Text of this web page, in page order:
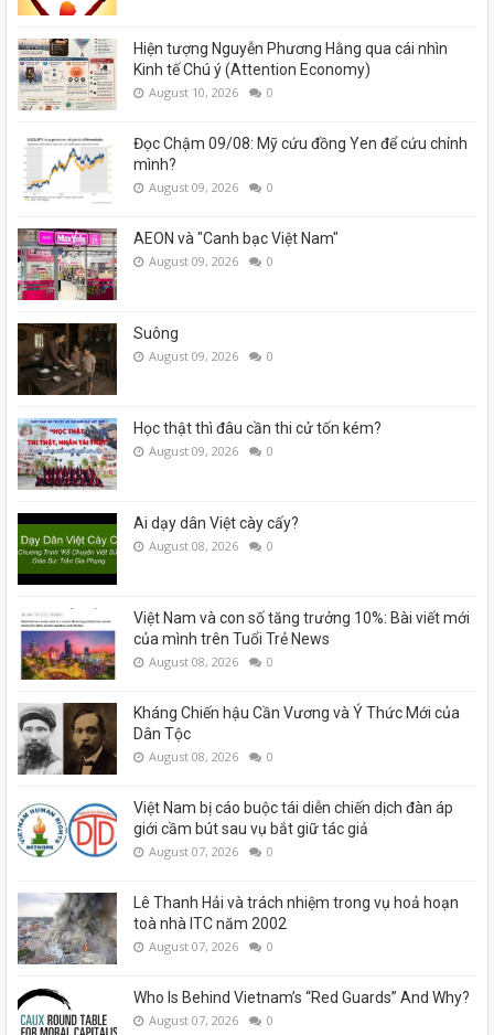
Hiện tượng Nguyễn Phương Hằng qua cái nhìn
Kinh tế Chú ý (Attention Economy)
August 10, 2026 0
Đọc Chậm 09/08: Mỹ cứu đồng Yen để cứu chính
mình?
August 09, 2026 0
AEON và "Canh bạc Việt Nam"
August 09, 2026 0
Suông
August 09, 2026 0
Học thật thì đâu cần thi cử tốn kém?
August 09, 2026 0
Ai dạy dân Việt cày cấy?
August 08, 2026 0
Việt Nam và con số tăng trưởng 10%: Bài viết mới
của mình trên Tuổi Trẻ News
August 08, 2026 0
Kháng Chiến hậu Cần Vương và Ý Thức Mới của
Dân Tộc
August 08, 2026 0
Việt Nam bị cáo buộc tái diễn chiến dịch đàn áp
giới cầm bút sau vụ bắt giữ tác giả
August 07, 2026 0
Lê Thanh Hải và trách nhiệm trong vụ hoả hoạn
toà nhà ITC năm 2002
August 07, 2026 0
Who Is Behind Vietnam’s “Red Guards” And Why?
August 07, 2026 0